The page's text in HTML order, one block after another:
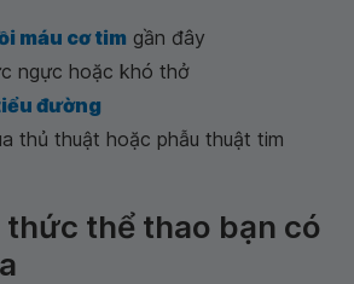
máu cơ tim gần đây
ngực hoặc khó thở
đường
thủ thuật hoặc phẫu thuật tim
thức thể thao bạn có